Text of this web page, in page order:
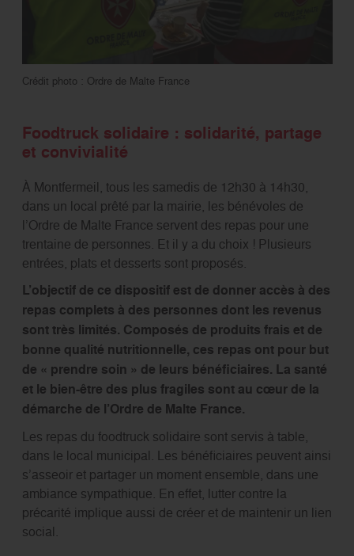
Crédit photo : Ordre de Malte France
Foodtruck solidaire : solidarité, partage
et convivialité
À Montfermeil, tous les samedis de 12h30 à 14h30,
dans un local prêté par la mairie, les bénévoles de
l’Ordre de Malte France servent des repas pour une
trentaine de personnes. Et il y a du choix ! Plusieurs
entrées, plats et desserts sont proposés.
L’objectif de ce dispositif est de donner accès à des
repas complets à des personnes dont les revenus
sont très limités. Composés de produits frais et de
bonne qualité nutritionnelle, ces repas ont pour but
de « prendre soin » de leurs bénéficiaires. La santé
et le bien-être des plus fragiles sont au cœur de la
démarche de l’Ordre de Malte France.
Les repas du foodtruck solidaire sont servis à table,
dans le local municipal. Les bénéficiaires peuvent ainsi
s’asseoir et partager un moment ensemble, dans une
ambiance sympathique. En effet, lutter contre la
précarité implique aussi de créer et de maintenir un lien
social.